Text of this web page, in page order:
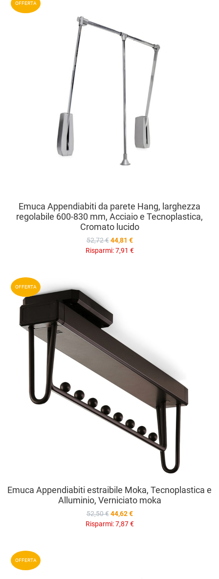
OFFERTA
Emuca Appendiabiti da parete Hang, larghezza
regolabile 600-830 mm, Acciaio e Tecnoplastica,
Cromato lucido
52,72 € 44,81 €
Risparmi:7,91 €
OFFERTA
Emuca Appendiabiti estraibile Moka, Tecnoplastica e
Alluminio, Verniciato moka
52,50 € 44,62 €
Risparmi:7,87 €
OFFERTA